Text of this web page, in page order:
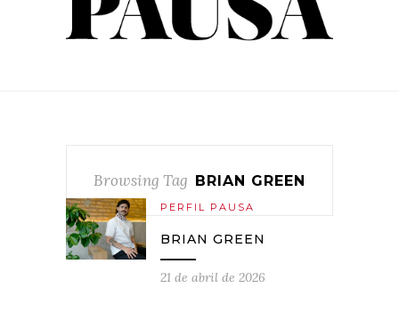
Browsing Tag BRIAN GREEN
PERFIL PAUSA
BRIAN GREEN
21 de abril de 2026